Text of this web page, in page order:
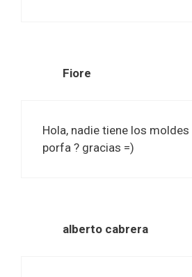
Fiore
Hola, nadie tiene los
porfa ? gracias =)
alberto cabrera